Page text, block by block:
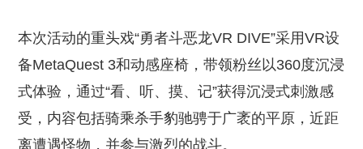
本次活动的重头戏“勇者斗恶龙VR DIVE”采用VR设
备MetaQuest 3和动感座椅，带领粉丝以360度沉浸
式体验，通过“看、听、摸、记”获得沉浸式刺激感
受，内容包括骑乘杀手豹驰骋于广袤的平原，近距
离遭遇怪物，并参与激烈的战斗。